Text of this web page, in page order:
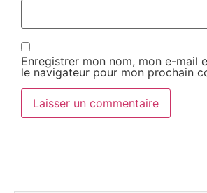
Enregistrer mon nom, mon e-mail
le navigateur pour mon prochain